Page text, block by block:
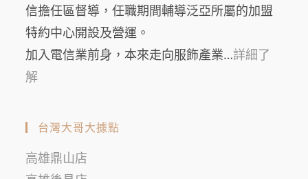
信擔任區督導，任職期間輔導泛亞所屬的加盟
特約中心開設及營運。
加入電信業前身，本來走向服飾產業…詳細了
解
台灣大哥大據點
高雄鼎山店